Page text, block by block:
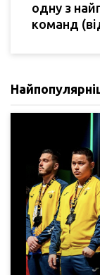
одну з
команд